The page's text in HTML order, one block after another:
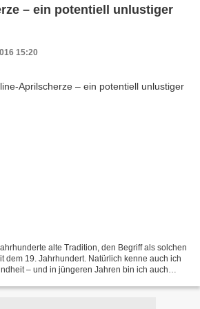
– ein potentiell unlustiger
15:20
alte Tradition, den Begriff als solchen
dem 19. Jahrhundert. Natürlich kenne auch ich
– und in jüngeren Jahren bin ich auch